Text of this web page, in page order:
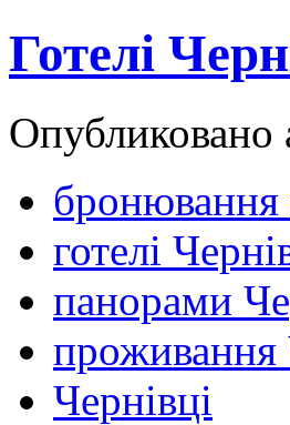
Готелі
бронювання
готелі
панорами
проживання
Чернівці